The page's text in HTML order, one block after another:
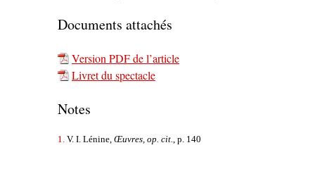
Documents attachés
Version PDF de l’article
Livret du spectacle
Notes
1. V. I. Lénine, Œuvres, op. cit. , p. 140